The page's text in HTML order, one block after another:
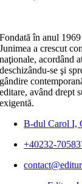
Fondată în anul
Junimea a crescut
naţionale, acordând
deschizându-se şi
gândire
editare, având drept
exigentă.
B-dul Carol I,
+40232-